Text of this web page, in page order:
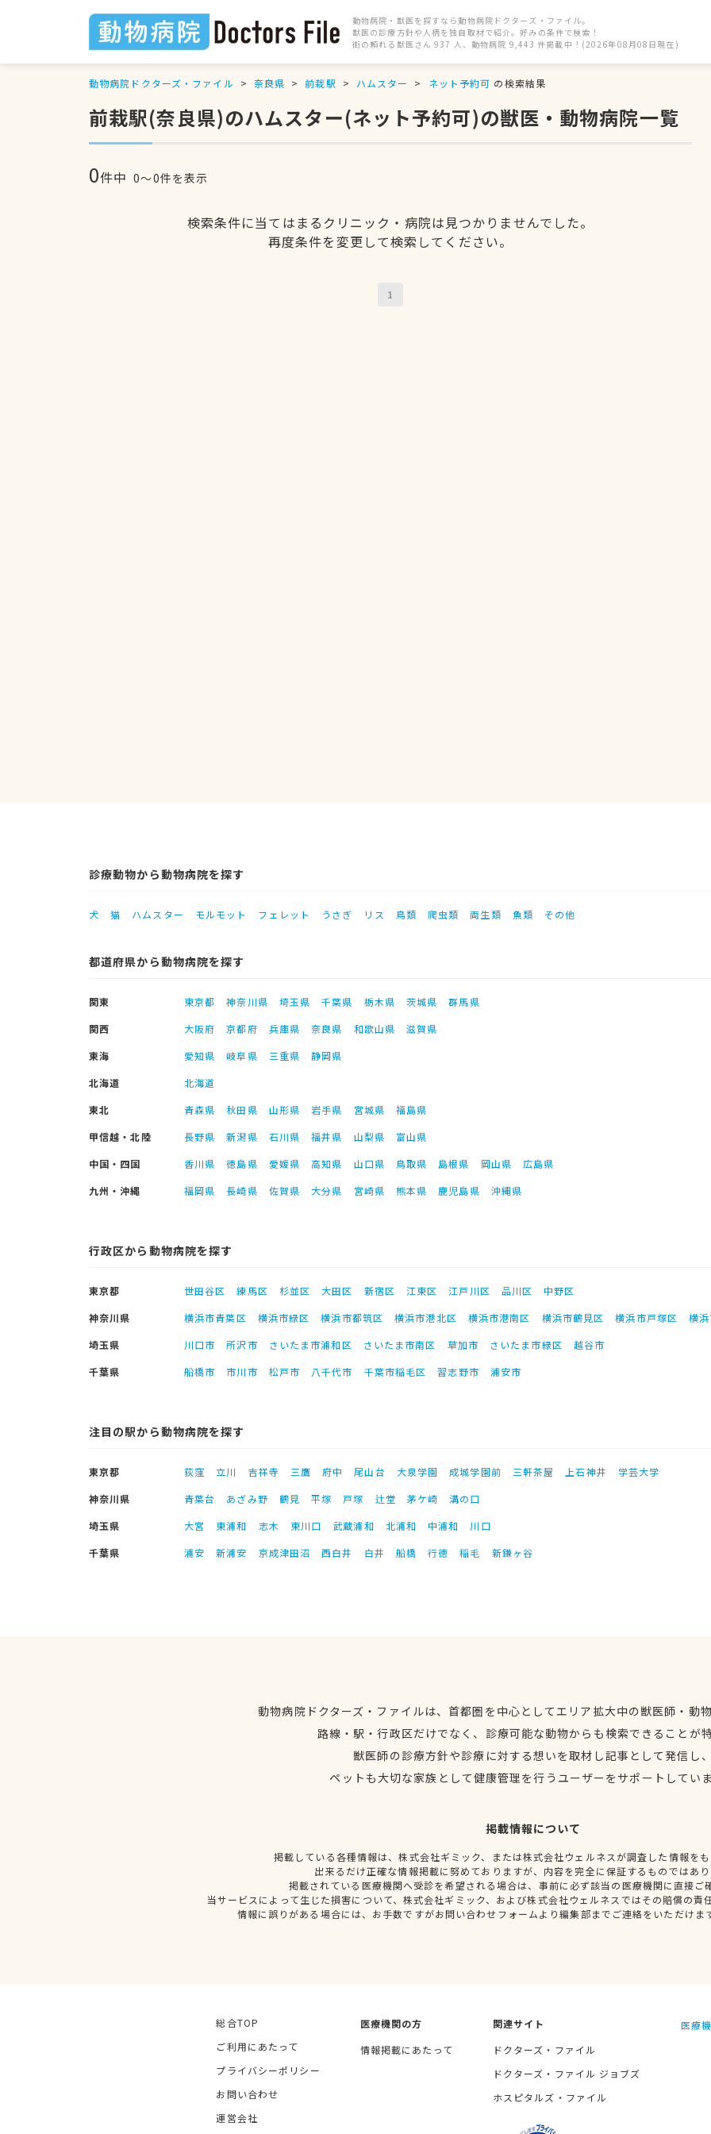
動物病院・獣医を探すなら動物病院ドクターズ・ファイル。
獣医の診療方針や人柄を独自取材で紹介。好みの条件で検索！
街の頼れる獣医さん 937 人、動物病院 9,443 件掲載中！(2026年08月08日現在)
動物病院ドクターズ・ファイル 奈良県 前栽駅 ハムスター ネット予約可 の検索結果
前栽駅(奈良県)のハムスター(ネット予約可)の獣医・動物病院一覧
0件中 0〜0件を表示
検索条件に当てはまるクリニック・病院は見つかりませんでした。
再度条件を変更して検索してください。
1
診療動物から動物病院を探す
犬 猫 ハムスター モルモット フェレット うさぎ リス 鳥類 爬虫類 両生類 魚類 その他
都道府県から動物病院を探す
関東 東京都 神奈川県 埼玉県 千葉県 栃木県 茨城県
群馬県
関西
大阪府 京都府 兵庫県 奈良県 和歌山県
滋賀県
東海
愛知県 岐阜県 三重県
静岡県
北海道
北海道
東北
青森県 秋田県 山形県 岩手県 宮城県
福島県
甲信越・北陸
長野県 新潟県 石川県 福井県 山梨県
富山県
中国・四国
香川県 徳島県 愛媛県 高知県 山口県 鳥取県 島根県 岡山県
広島県
九州・沖縄
福岡県 長崎県 佐賀県 大分県 宮崎県 熊本県 鹿児島県 沖縄県
行政区から動物病院を探す
東京都 世田谷区 練馬区 杉並区 大田区 新宿区 江東区 江戸川区 品川区
中野区
神奈川県
横浜市青葉区 横浜市緑区 横浜市都筑区 横浜市港北区 横浜市港南区 横浜市鶴見区 横浜市戸塚区
横
埼玉県
川口市 所沢市 さいたま市浦和区 さいたま市南区 草加市 さいたま市緑区
越谷市
千葉県
船橋市 市川市 松戸市 八千代市 千葉市稲毛区 習志野市 浦安市
注目の駅から動物病院を探す
東京都 荻窪 立川 吉祥寺 三鷹 府中 尾山台 大泉学園 成城学園前 三軒茶屋 上石神井
学芸大学
神奈川県
青葉台 あざみ野 鶴見 平塚 戸塚 辻堂 茅ケ崎
溝の口
埼玉県
大宮 東浦和 志木 東川口 武蔵浦和 北浦和 中浦和
川口
千葉県
浦安 新浦安 京成津田沼 西白井 白井 船橋 行徳 稲毛 新鎌ヶ谷
動物病院ドクターズ・ファイルは、首都圏を中心としてエリア拡大中の獣医師・動
路線・駅・行政区だけでなく、診療可能な動物からも検索できることが
獣医師の診療方針や診療に対する想いを取材し記事として発信し
ペットも大切な家族として健康管理を行うユーザーをサポートしてい
掲載情報について
掲載している各種情報は、株式会社ギミック、または株式会社ウェルネスが調査した情報を
出来るだけ正確な情報掲載に努めておりますが、内容を完全に保証するものではあ
掲載されている医療機関へ受診を希望される場合は、事前に必ず該当の医療機関に直接ご
当サービスによって生じた損害について、株式会社ギミック、および株式会社ウェルネスではその賠償の責
情報に誤りがある場合には、お手数ですがお問い合わせフォームより編集部までご連絡をいただけま
総合TOP
ご利用にあたって
プライバシーポリシー
お問い合わせ
運営会社
医療機関の方
情報掲載にあたって
関連サイト
ドクターズ・ファイル
ドクターズ・ファイル ジョブズ
ホスピタルズ・ファイル
医療